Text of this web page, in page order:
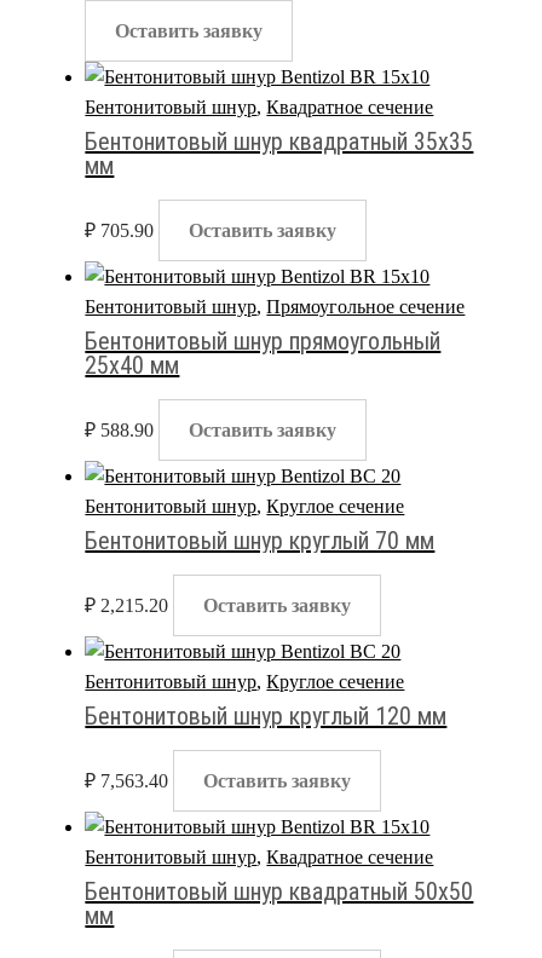
Оставить заявку
Бентонитовый шнур,Квадратное сечение
Бентонитовый шнур квадратный 35х35
мм
₽ 705.90 Оставить заявку
Бентонитовый шнур,Прямоугольное сечение
Бентонитовый шнур прямоугольный
25х40 мм
₽ 588.90 Оставить заявку
Бентонитовый шнур,Круглое сечение
Бентонитовый шнур круглый 70 мм
₽ 2,215.20 Оставить заявку
Бентонитовый шнур,Круглое сечение
Бентонитовый шнур круглый 120 мм
₽ 7,563.40 Оставить заявку
Бентонитовый шнур,Квадратное сечение
Бентонитовый шнур квадратный 50х50
мм